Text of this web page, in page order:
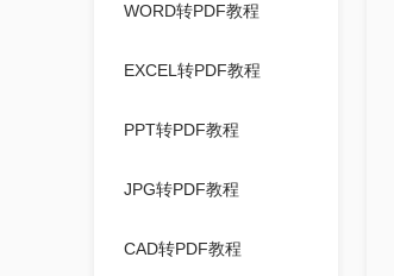
WORD转PDF教程
EXCEL转PDF教程
PPT转PDF教程
JPG转PDF教程
CAD转PDF教程